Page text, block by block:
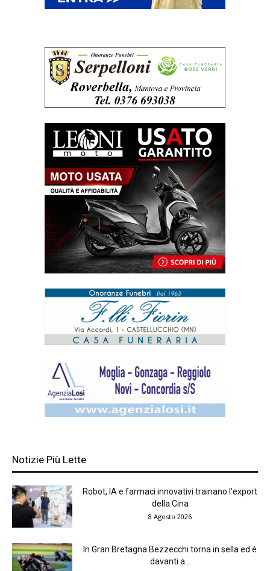
Notizie Più Lette
Robot, IA e farmaci innovativi trainano l’export
della Cina
8 Agosto 2026
In Gran Bretagna Bezzecchi torna in sella ed è
davanti a...